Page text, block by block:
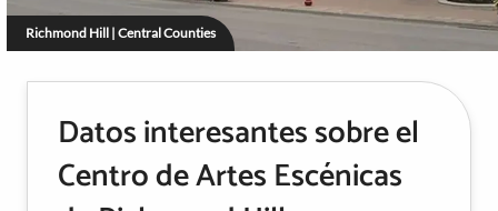
Richmond Hill | Central Counties
Datos interesantes sobre el
Centro de Artes Escénicas